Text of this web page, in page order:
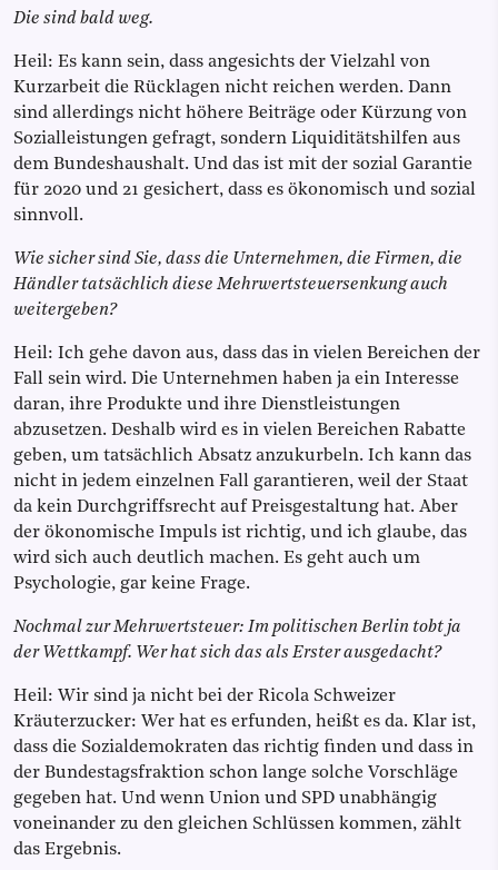
Die sind bald weg.
Heil: Es kann sein, dass angesichts der Vielzahl von
Kurzarbeit die Rücklagen nicht reichen werden. Dann
sind allerdings nicht höhere Beiträge oder Kürzung von
Sozialleistungen gefragt, sondern Liquiditätshilfen aus
dem Bundeshaushalt. Und das ist mit der sozial Garantie
für 2020 und 21 gesichert, dass es ökonomisch und sozial
sinnvoll.
Wie sicher sind Sie, dass die Unternehmen, die Firmen, die
Händler tatsächlich diese Mehrwertsteuersenkung auch
weitergeben?
Heil: Ich gehe davon aus, dass das in vielen Bereichen der
Fall sein wird. Die Unternehmen haben ja ein Interesse
daran, ihre Produkte und ihre Dienstleistungen
abzusetzen. Deshalb wird es in vielen Bereichen Rabatte
geben, um tatsächlich Absatz anzukurbeln. Ich kann das
nicht in jedem einzelnen Fall garantieren, weil der Staat
da kein Durchgriffsrecht auf Preisgestaltung hat. Aber
der ökonomische Impuls ist richtig, und ich glaube, das
wird sich auch deutlich machen. Es geht auch um
Psychologie, gar keine Frage.
Nochmal zur Mehrwertsteuer: Im politischen Berlin tobt ja
der Wettkampf. Wer hat sich das als Erster ausgedacht?
Heil: Wir sind ja nicht bei der Ricola Schweizer
Kräuterzucker: Wer hat es erfunden, heißt es da. Klar ist,
dass die Sozialdemokraten das richtig finden und dass in
der Bundestagsfraktion schon lange solche Vorschläge
gegeben hat. Und wenn Union und SPD unabhängig
voneinander zu den gleichen Schlüssen kommen, zählt
das Ergebnis.